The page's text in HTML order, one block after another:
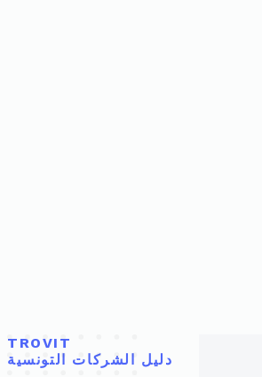
TROVIT
دليل الشركات التونسية